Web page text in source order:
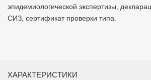
эпидемиологической экспертизы,
СИЗ, сертификат проверки типа.
ХАРАКТЕРИСТИКИ